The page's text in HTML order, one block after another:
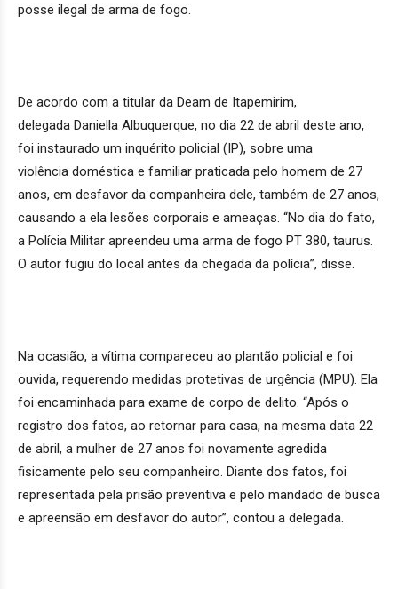
posse ilegal de arma de fogo.
De acordo com a titular da Deam de Itapemirim,
delegada Daniella Albuquerque, no dia 22 de abril deste ano,
foi instaurado um inquérito policial (IP), sobre uma
violência doméstica e familiar praticada pelo homem de 27
anos, em desfavor da companheira dele, também de 27 anos,
causando a ela lesões corporais e ameaças. “No dia do fato,
a Polícia Militar apreendeu uma arma de fogo PT 380, taurus.
O autor fugiu do local antes da chegada da polícia”, disse.
Na ocasião, a vítima compareceu ao plantão policial e foi
ouvida, requerendo medidas protetivas de urgência (MPU). Ela
foi encaminhada para exame de corpo de delito. “Após o
registro dos fatos, ao retornar para casa, na mesma data 22
de abril, a mulher de 27 anos foi novamente agredida
fisicamente pelo seu companheiro. Diante dos fatos, foi
representada pela prisão preventiva e pelo mandado de busca
e apreensão em desfavor do autor”, contou a delegada.